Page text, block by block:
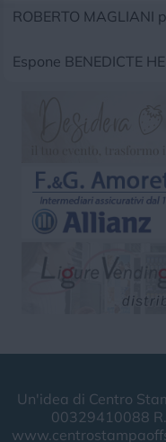
ROBERTO MAGLIANI
Espone BENEDICTE
Un'idea di Centro
00329410088